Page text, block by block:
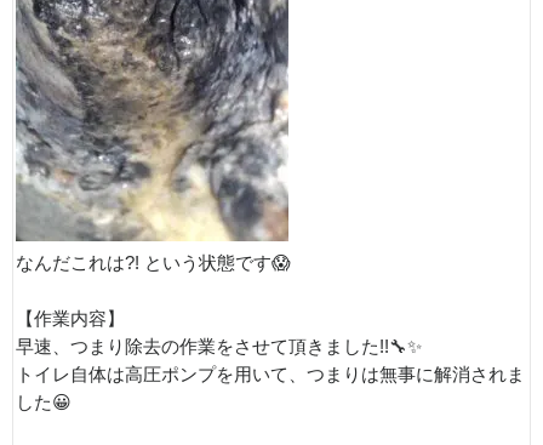
なんだこれは?! という状態です😱
【作業内容】
早速、つまり除去の作業をさせて頂きました!!🔧✨
トイレ自体は高圧ポンプを用いて、つまりは無事に解消されま
した😀